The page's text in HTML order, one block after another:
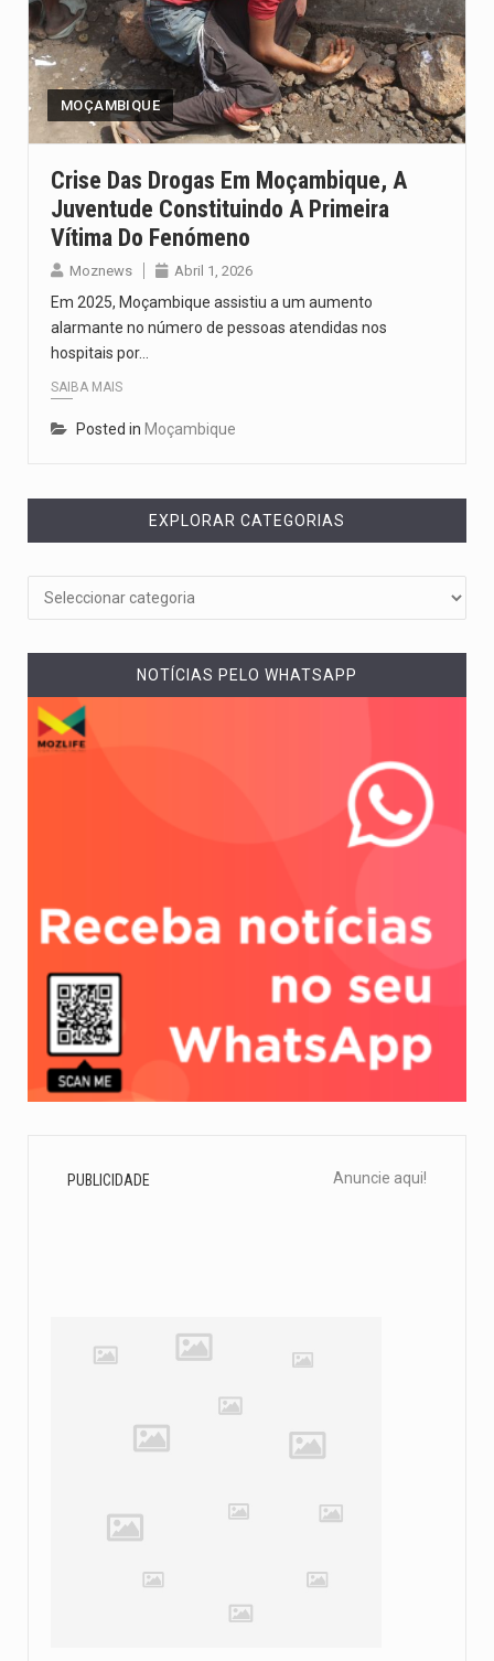
Segundo as autoridades canadianas, mais de 200 incêndios florestais continuam…
De acordo com as autoridades de saúde da Faixa de…
A polícia moçambicana anunciou a detenção de mais um suspeito…
Cover photo suggestion (in English): A police officer outside a…
MOÇAMBIQUE
Crise Das Drogas Em Moçambique, A
Juventude Constituindo A Primeira
Vítima Do Fenómeno
Moznews Abril 1, 2026
Em 2025, Moçambique assistiu a um aumento
alarmante no número de pessoas atendidas nos
hospitais por…
SAIBA MAIS
Posted in Moçambique
EXPLORAR CATEGORIAS
NOTÍCIAS PELO WHATSAPP
PUBLICIDADE Anuncie aqui!